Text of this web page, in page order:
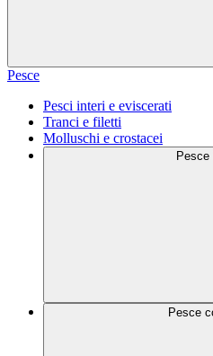
Pesce
Pesci interi e eviscerati
Tranci e filetti
Molluschi e crostacei
Pesce
Pesce